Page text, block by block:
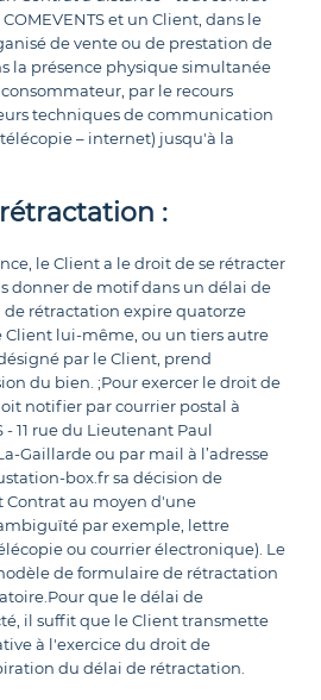
et un Client, dans le
de vente ou de prestation de
la présence physique simultanée
par le recours
techniques de communication
– internet) jusqu'à la
:
le Client a le droit de se rétracter
donner de motif dans un délai de
rétractation expire quatorze
Client lui-même, ou un tiers autre
par le Client, prend
du bien. ;Pour exercer le droit de
notifier par courrier postal à
- 11 rue du Lieutenant Paul
Gaillarde ou par mail à l’adresse
box.fr sa décision de
Contrat au moyen d'une
par exemple, lettre
ou courrier électronique). Le
de formulaire de rétractation
que le délai de
il suffit que le Client transmette
à l'exercice du droit de
du délai de rétractation.